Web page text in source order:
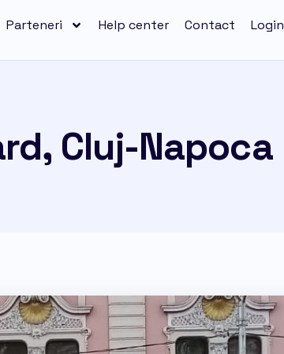
Parteneri Help center Contact Login
Cluj-Napoca